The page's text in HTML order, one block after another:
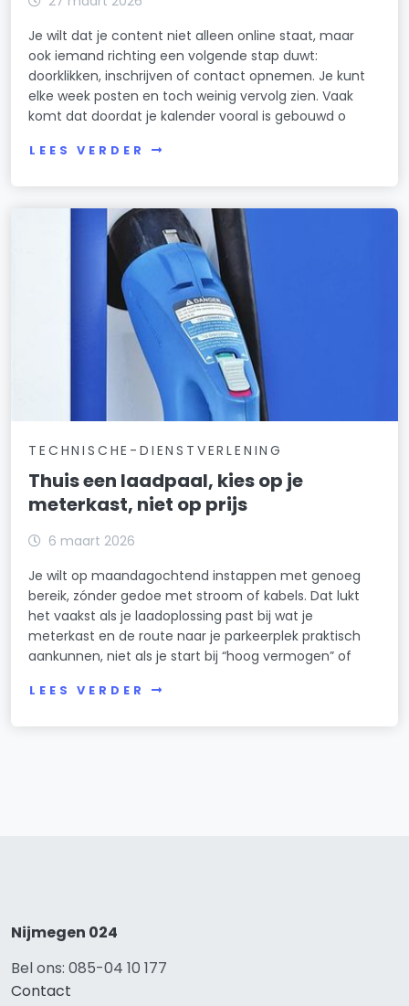
Je wilt dat je content niet alleen online staat, maar
ook iemand richting een volgende stap duwt:
doorklikken, inschrijven of contact opnemen. Je kunt
elke week posten en toch weinig vervolg zien. Vaak
komt dat doordat je kalender vooral is gebouwd o
LEES VERDER
TECHNISCHE-DIENSTVERLENING
Thuis een laadpaal, kies op je
meterkast, niet op prijs
6 maart 2026
Je wilt op maandagochtend instappen met genoeg
bereik, zónder gedoe met stroom of kabels. Dat lukt
het vaakst als je laadoplossing past bij wat je
meterkast en de route naar je parkeerplek praktisch
aankunnen, niet als je start bij “hoog vermogen” of
LEES VERDER
Nijmegen 024
Bel ons: 085-04 10 177
Contact